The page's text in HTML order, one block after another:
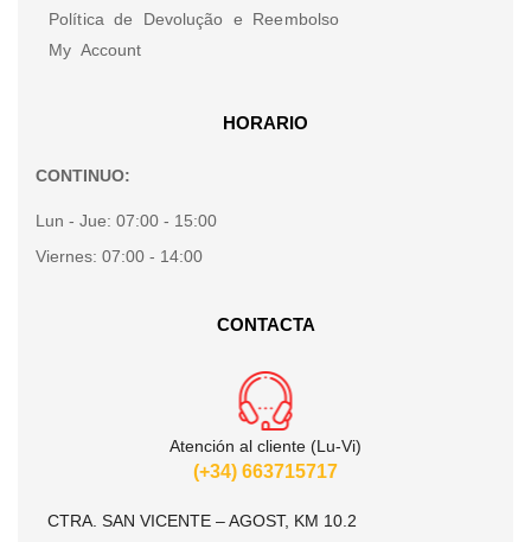
Política de Devolução e Reembolso
My Account
HORARIO
CONTINUO:
Lun - Jue: 07:00 - 15:00
Viernes: 07:00 - 14:00
CONTACTA
Atención al cliente (Lu-Vi)
(+34) 663715717
CTRA. SAN VICENTE – AGOST, KM 10.2